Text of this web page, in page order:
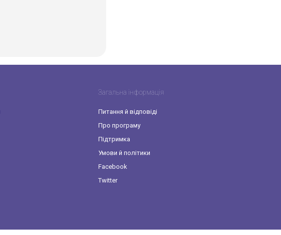
Загальна інформація
Питання й відповіді
Про програму
Підтримка
Умови й політики
Facebook
Twitter